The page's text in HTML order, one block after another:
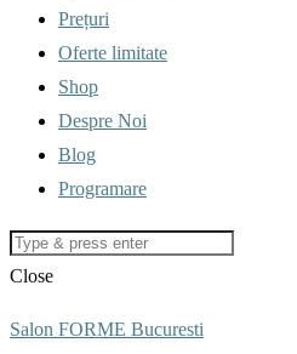
Prețuri
Oferte limitate
Shop
Despre Noi
Blog
Programare
Close
Salon FORME Bucuresti